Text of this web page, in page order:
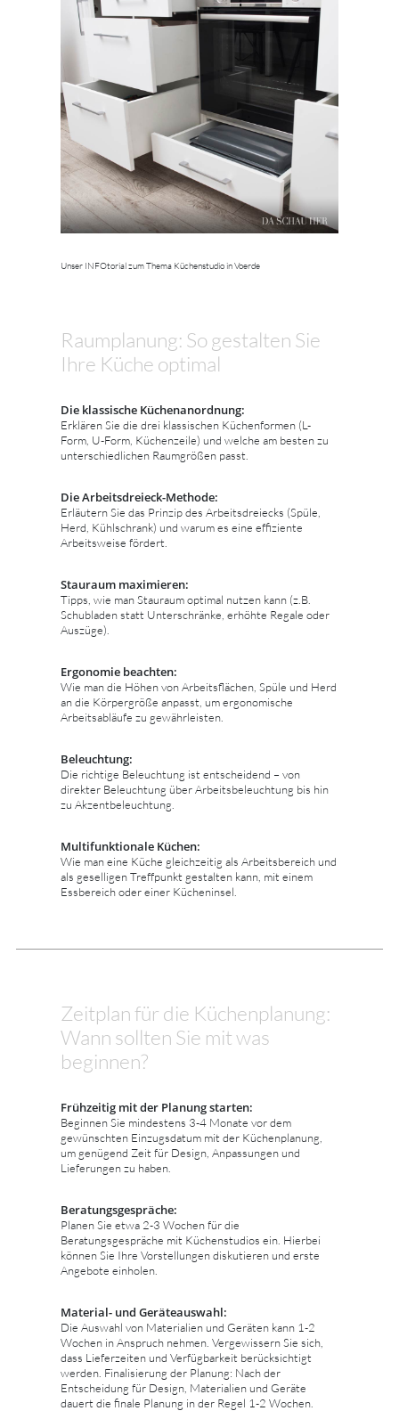
Unser INFOtorial zum Thema Küchenstudio in Voerde
Raumplanung: So gestalten Sie
Ihre Küche optimal
Die klassische Küchenanordnung:
Erklären Sie die drei klassischen Küchenformen (L-
Form, U-Form, Küchenzeile) und welche am besten zu
unterschiedlichen Raumgrößen passt.
Die Arbeitsdreieck-Methode:
Erläutern Sie das Prinzip des Arbeitsdreiecks (Spüle,
Herd, Kühlschrank) und warum es eine effiziente
Arbeitsweise fördert.
Stauraum maximieren:
Tipps, wie man Stauraum optimal nutzen kann (z.B.
Schubladen statt Unterschränke, erhöhte Regale oder
Auszüge).
Ergonomie beachten:
Wie man die Höhen von Arbeitsflächen, Spüle und Herd
an die Körpergröße anpasst, um ergonomische
Arbeitsabläufe zu gewährleisten.
Beleuchtung:
Die richtige Beleuchtung ist entscheidend – von
direkter Beleuchtung über Arbeitsbeleuchtung bis hin
zu Akzentbeleuchtung.
Multifunktionale Küchen:
Wie man eine Küche gleichzeitig als Arbeitsbereich und
als geselligen Treffpunkt gestalten kann, mit einem
Essbereich oder einer Kücheninsel.
Zeitplan für die Küchenplanung:
Wann sollten Sie mit was
beginnen?
Frühzeitig mit der Planung starten:
Beginnen Sie mindestens 3-4 Monate vor dem
gewünschten Einzugsdatum mit der Küchenplanung,
um genügend Zeit für Design, Anpassungen und
Lieferungen zu haben.
Beratungsgespräche:
Planen Sie etwa 2-3 Wochen für die
Beratungsgespräche mit Küchenstudios ein. Hierbei
können Sie Ihre Vorstellungen diskutieren und erste
Angebote einholen.
Material- und Geräteauswahl:
Die Auswahl von Materialien und Geräten kann 1-2
Wochen in Anspruch nehmen. Vergewissern Sie sich,
dass Lieferzeiten und Verfügbarkeit berücksichtigt
werden. Finalisierung der Planung: Nach der
Entscheidung für Design, Materialien und Geräte
dauert die finale Planung in der Regel 1-2 Wochen.